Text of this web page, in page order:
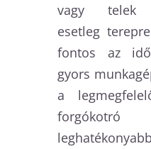
vagy telek
esetleg
fontos az
gyors
a
forgókotró